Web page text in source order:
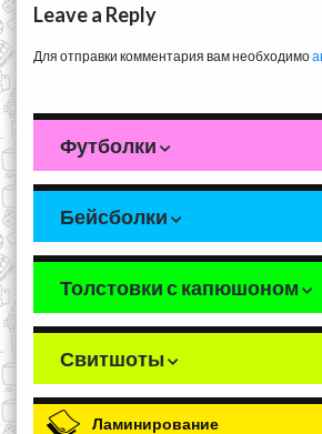
Leave a Reply
Для отправки комментария вам необходимо
Футболки
Бейсболки
Толстовки с капюшоном
Свитшоты
Ламинирование